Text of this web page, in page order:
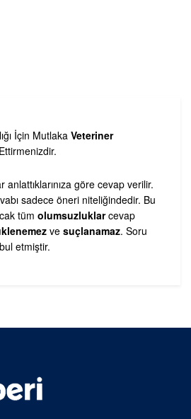
İçin Mutlaka Veteriner
anlattıklarınıza göre cevap verilir.
sadece öneri niteliğindedir. Bu
tüm olumsuzluklarcevap
ve suçlanamaz. Soru
etmiştir.